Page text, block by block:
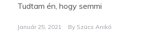
Tudtam én, hogy semmi
Január 25, 2021 By Szücs Anikó